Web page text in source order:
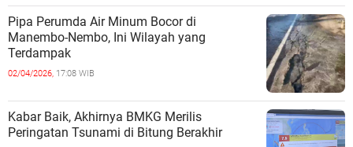
Pipa Perumda Air Minum Bocor di
Manembo-Nembo, Ini Wilayah yang
Terdampak
02/04/2026, 17:08 WIB
Kabar Baik, Akhirnya BMKG Merilis
Peringatan Tsunami di Bitung Berakhir